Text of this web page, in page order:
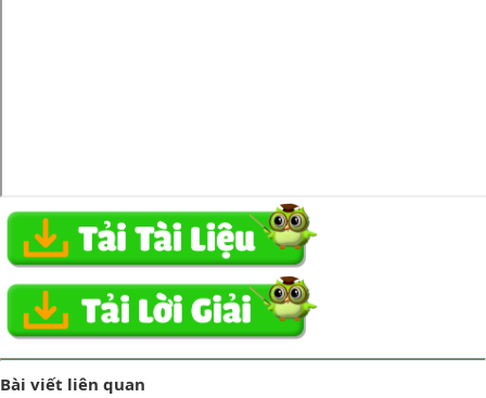
Bài viết liên quan